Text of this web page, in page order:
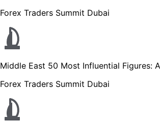
Forex Traders Summit Dubai
Middle East 50 Most Influential Figures:
Forex Traders Summit Dubai